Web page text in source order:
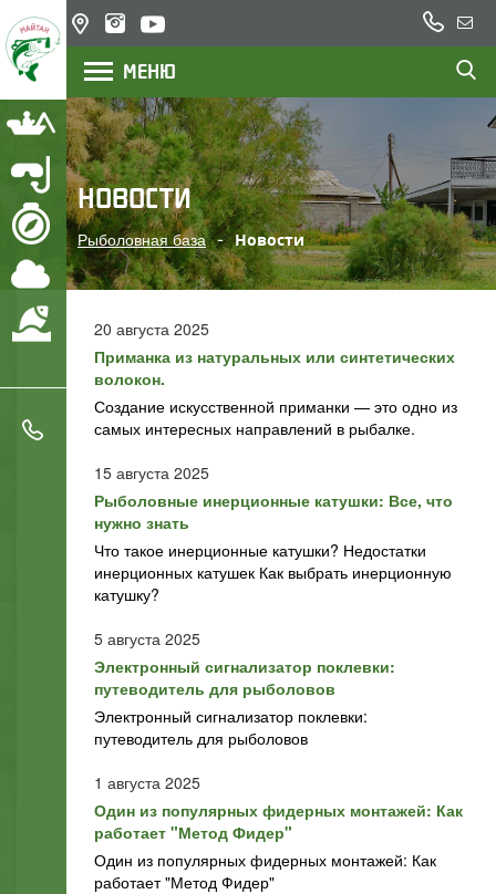
Рыбалка
Подводная охота
Маршрут
Погода
Охрана водоемов
+7 (777) 200 22 23
+7 (705) 777 78 05
Казахстан,
озеро
Балхаш,
+7
(777)
200
22
нам
МЕНЮ
НОВОСТИ
Рыболовная база Новости
20 августа 2025
Приманка из натуральных или синтетических
волокон.
Создание искусственной приманки — это одно из
самых интересных направлений в рыбалке.
15 августа 2025
Рыболовные инерционные катушки: Все, что
нужно знать
Что такое инерционные катушки? Недостатки
инерционных катушек Как выбрать инерционную
катушку?
5 августа 2025
Электронный сигнализатор поклевки:
путеводитель для рыболовов
Электронный сигнализатор поклевки:
путеводитель для рыболовов
1 августа 2025
Один из популярных фидерных монтажей: Как
работает "Метод Фидер"
Один из популярных фидерных монтажей: Как
работает "Метод Фидер"